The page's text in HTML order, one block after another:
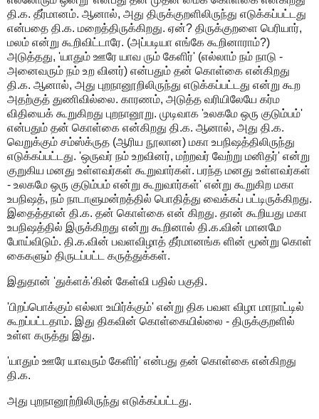
தி.க. தீர்மானம். ஆனால், அது திருக்குறளிலிருந்து எடுக்கப்பட்டது
என்பதை தி.க. மறைத்திருக்கிறது. ஏன்? திருக்குறளை பெரியார்,
மலம் என்று கூறிவிட்டாரே. (அப்படியா எங்கே கூறினாராம்?)
அடுத்தது, 'யாதும் ஊரே யாவ ரும் கேளிர்' (எல்லாம் நம் நாடு -
அனைவரும் நம் உற வினர்) என்பதும் தன் கொள்கை என்கிறது
தி.க. ஆனால், அது புறநானூறிலிருந்து எடுக்கப்பட்டது என்று கூற
அதற்குத் துணிவில்லை. காரணம், அடுத்த வரியிலேயே கர்ம
விதியைக் கூறுகிறது புறநானூறு. முடிவாக 'உலகமே ஒரு குடும்பம்'
என்பதும் தன் கொள்கை என்கிறது தி.க. ஆனால், அது தி.க.
வெறுக்கும் சம்ஸ்க்ருத (ஆரிய நூலான) மகா உபநிஷத்திலிருந்து
எடுக்கப்பட்டது. 'ஒருவர் நம் உறவினர், மற்றவர் வேற்று மனிதர்' என்று
குறுகிய மனது உள்ளவர்கள் கூறுவார்கள். பரந்த மனது உள்ளவர்கள்
- உலகமே ஒரு குடும்பம் என்று கூறுவார்கள்' என்று கூறுகிற மகா
உபநிஷத், நம் நாடாளுமன்றத்தில் பொதித்து வைக்கப் பட்டிருக்கிறது.
இதைத்தான் தி.க. தன் கொள்கை என் கிறது. தான் கூறியது மகா
உபநிஷத்தில் இருக்கிறது என்று கூறினால் தி.க.வின் மானமே
போய்விடும். தி.க.வின் பவளவிழாத் தீர்மானங்க ளின் மூன்று கொள்
கைகளும் திருடப்பட்ட கருத்துக்கள்.
இதுதான் 'துக்ளக்'கின் கேள்வி பதில் பகுதி.
'பிறப்பொக்கும் எல்லா உயிர்க்கும்' என்று திக பவள விழா மாநாட்டில்
கூறப்பட்டதாம். இது திகவின் கொள்கையில்லை - திருக்குறளில்
உள்ள கருத்து இது.
'யாதும் ஊரே யாவரும் கேளிர்' என்பது தன் கொள்கை என்கிறது
தி.க.
அது புறநானூற்றிலிருந்து எடுக்கப்பட்டது.